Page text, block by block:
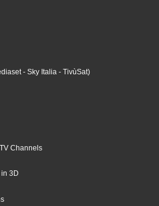
- Sky Italia - TivùSat)
Channels
3D